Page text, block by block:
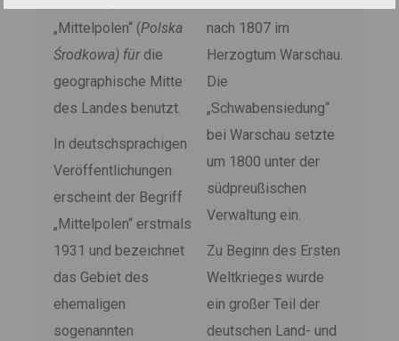
„Mittelpolen“ (Polska
Środkowa) für die
geographische Mitte
des Landes benutzt.
In deutschsprachigen
Veröffentlichungen
erscheint der Begriff
„Mittelpolen“ erstmals
1931 und bezeichnet
das Gebiet des
ehemaligen
sogenannten
nach 1807 im
Herzogtum Warschau.
Die
„Schwabensiedung“
bei Warschau setzte
um 1800 unter der
südpreußischen
Verwaltung ein.
Zu Beginn des Ersten
Weltkrieges wurde
ein großer Teil der
deutschen Land- und